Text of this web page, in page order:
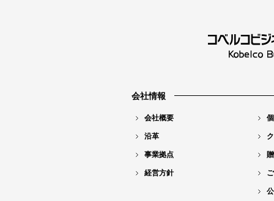
会社情報
会社概要
沿革
事業拠点
経営方針